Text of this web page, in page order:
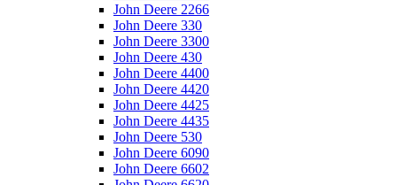
John Deere 2266
John Deere 330
John Deere 3300
John Deere 430
John Deere 4400
John Deere 4420
John Deere 4425
John Deere 4435
John Deere 530
John Deere 6090
John Deere 6602